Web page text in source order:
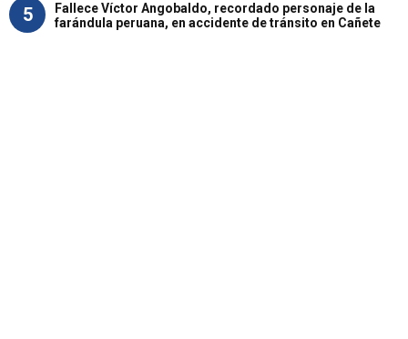
5
Fallece Víctor Angobaldo, recordado personaje de la
farándula peruana, en accidente de tránsito en Cañete